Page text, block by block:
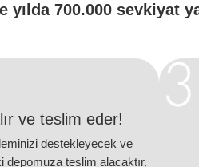
700.000 sevkiyat
ve teslim eder!
destekleyecek ve
teslim alacaktır.